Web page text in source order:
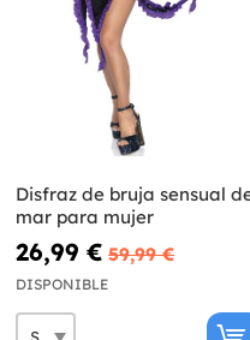
Disfraz de bruja sensual
mar para mujer
26,99 € 59,99 €
DISPONIBLE